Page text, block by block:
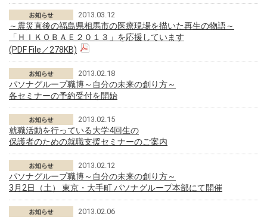
2013.03.12
～震災直後の福島県相馬市の医療現場を描いた再生の物語～
「ＨＩＫＯＢＡＥ２０１３」を応援しています
(PDF File／278KB)
2013.02.18
パソナグループ職博～自分の未来の創り方～
各セミナーの予約受付を開始
2013.02.15
就職活動を行っている大学4回生の
保護者のための就職支援セミナーのご案内
2013.02.12
パソナグループ職博～自分の未来の創り方～
3月2日（土） 東京・大手町 パソナグループ本部にて開催
2013.02.06